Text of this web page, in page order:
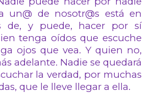
un@ de nosotr@s está en
de, y puede, hacer por sí
tenga oídos que escuche
ojos que vea. Y quien no,
adelante. Nadie se quedará
la verdad, por muchas
que le lleve llegar a ella.